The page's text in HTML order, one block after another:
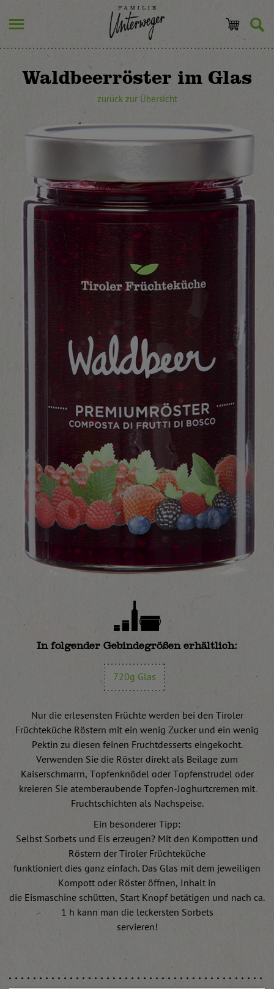
Waldbeerröster im Glas
zurück zur Übersicht
In folgender Gebindegrößen erhältlich:
720g Glas
Nur die erlesensten Früchte werden bei den Tiroler
Früchteküche Röstern mit ein wenig Zucker und ein wenig
Pektin zu diesen feinen Fruchtdesserts eingekocht.
Verwenden Sie die Röster direkt als Beilage zum
Kaiserschmarrn, Topfenknödel oder Topfenstrudel oder
kreieren Sie atemberaubende Topfen-Joghurtcremen mit
Fruchtschichten als Nachspeise.
Ein besonderer Tipp:
Selbst Sorbets und Eis erzeugen? Mit den Kompotten und
Röstern der Tiroler Früchteküche
funktioniert dies ganz einfach. Das Glas mit dem jeweiligen
Kompott oder Röster öffnen, Inhalt in
die Eismaschine schütten, Start Knopf betätigen und nach ca.
1 h kann man die leckersten Sorbets
servieren!